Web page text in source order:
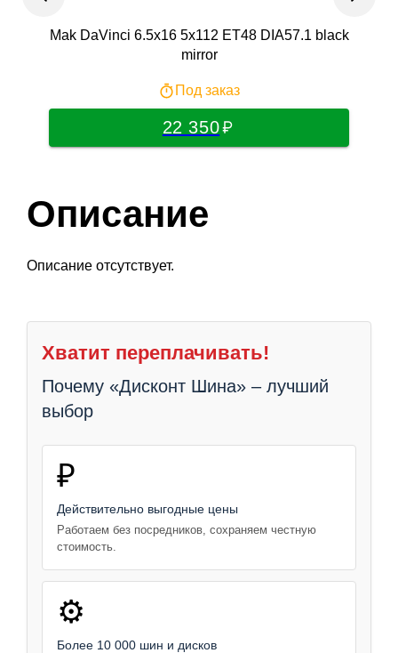
Mak DaVinci 6.5x16 5x112 ET48 DIA57.1 black
mirror
Под заказ
22 350
Описание
Описание отсутствует.
Хватит переплачивать!
Почему «Дисконт Шина» – лучший
выбор
₽
Действительно выгодные цены
Работаем без посредников, сохраняем честную
стоимость.
⚙️
Более 10 000 шин и дисков